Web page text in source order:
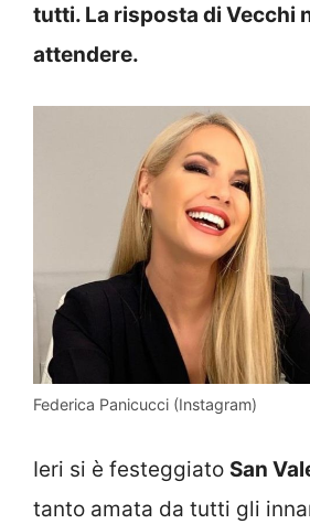
tutti. La risposta di Vecchi
attendere.
Federica Panicucci (Instagram)
Ieri si è festeggiato San
tanto amata da tutti gli